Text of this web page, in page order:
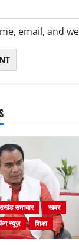
email, and
समाचार
खबर
न्यूज़ शिक्षा